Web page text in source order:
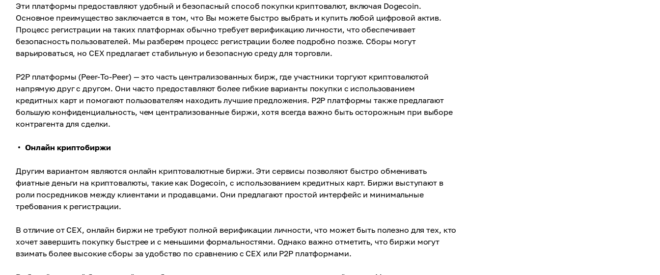
Эти платформы предоставляют удобный и безопасный способ покупки криптовалют, включая Dogecoin.
Основное преимущество заключается в том, что Вы можете быстро выбрать и купить любой цифровой актив.
Процесс регистрации на таких платформах обычно требует верификацию личности, что обеспечивает
безопасность пользователей. Мы разберем процесс регистрации более подробно позже. Сборы могут
варьироваться, но CEX предлагает стабильную и безопасную среду для торговли.
P2P платформы (Peer-To-Peer) — это часть централизованных бирж, где участники торгуют криптовалютой
напрямую друг с другом. Они часто предоставляют более гибкие варианты покупки с использованием
кредитных карт и помогают пользователям находить лучшие предложения. P2P платформы также предлагают
большую конфиденциальность, чем централизованные биржи, хотя всегда важно быть осторожным при выборе
контрагента для сделки.
Онлайн криптобиржи
Другим вариантом являются онлайн криптовалютные биржи. Эти сервисы позволяют быстро обменивать
фиатные деньги на криптовалюты, такие как Dogecoin, с использованием кредитных карт. Биржи выступают в
роли посредников между клиентами и продавцами. Они предлагают простой интерфейс и минимальные
требования к регистрации.
В отличие от CEX, онлайн биржи не требуют полной верификации личности, что может быть полезно для тех, кто
хочет завершить покупку быстрее и с меньшими формальностями. Однако важно отметить, что биржи могут
взимать более высокие сборы за удобство по сравнению с CEX или P2P платформами.